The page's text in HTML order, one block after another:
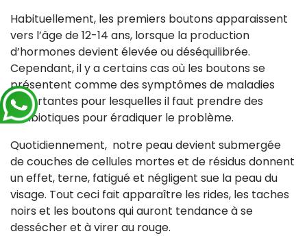
Habituellement, les premiers boutons apparaissent
vers l’âge de 12-14 ans, lorsque la production
d’hormones devient élevée ou déséquilibrée.
Cependant, il y a certains cas où les boutons se
présentent comme des symptômes de maladies
importantes pour lesquelles il faut prendre des
antibiotiques pour éradiquer le problème.
Quotidiennement, notre peau devient submergée
de couches de cellules mortes et de résidus donnent
un effet, terne, fatigué et négligent sue la peau du
visage. Tout ceci fait apparaître les rides, les taches
noirs et les boutons qui auront tendance à se
dessécher et à virer au rouge.